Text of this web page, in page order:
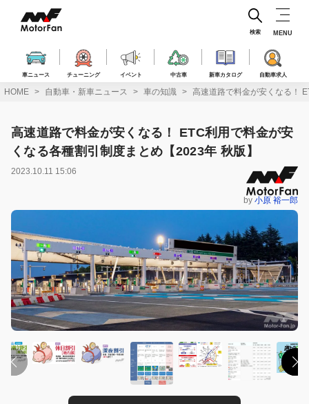
ス
車ニュース チューニング イベント 中古車 新車カタログ 自動車求人
検索 MENU
HOME 自動車・新車ニュース 車の知識 高速道路で料金が安くなる！
高速道路で料金が安くなる！ ETC利用で料金が安
くなる各種割引制度まとめ【2023年 秋版】
2023.10.11 15:06
by 小原 裕一郎